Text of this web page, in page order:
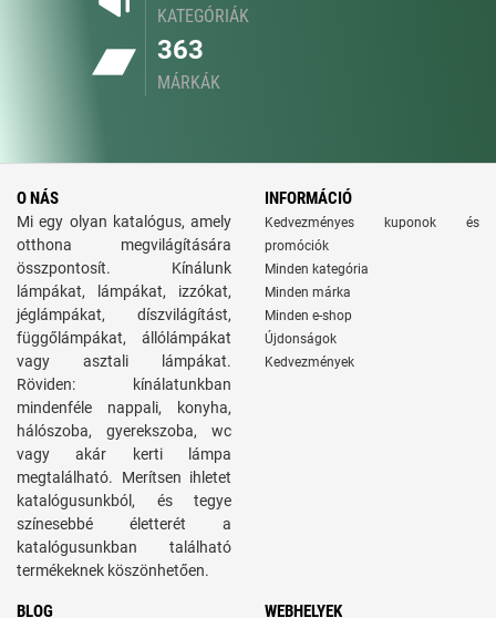
KATEGÓRIÁK
363
MÁRKÁK
O NÁS
Mi egy olyan katalógus, amely
otthona megvilágítására
összpontosít. Kínálunk
lámpákat, lámpákat, izzókat,
jéglámpákat, díszvilágítást,
függőlámpákat, állólámpákat
vagy asztali lámpákat.
Röviden: kínálatunkban
mindenféle nappali, konyha,
hálószoba, gyerekszoba, wc
vagy akár kerti lámpa
megtalálható. Merítsen ihletet
katalógusunkból, és tegye
színesebbé életterét a
katalógusunkban található
termékeknek köszönhetően.
INFORMÁCIÓ
Kedvezményes kuponok és
promóciók
Minden kategória
Minden márka
Minden e-shop
Újdonságok
Kedvezmények
BLOG WEBHELYEK